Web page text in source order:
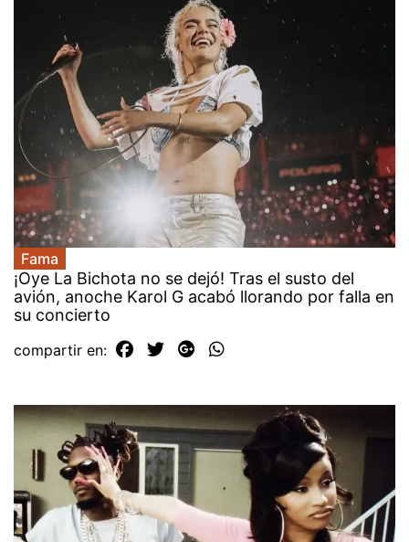
Fama
¡Oye La Bichota no se dejó! Tras el susto del
avión, anoche Karol G acabó llorando por falla en
su concierto
compartir en: